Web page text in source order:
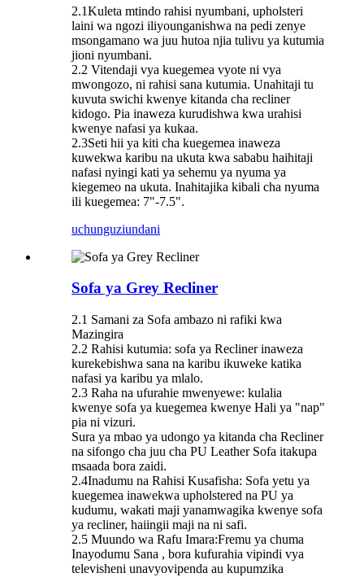
2.1Kuleta mtindo rahisi nyumbani, upholsteri
laini wa ngozi iliyounganishwa na pedi zenye
msongamano wa juu hutoa njia tulivu ya kutumia
jioni nyumbani.
2.2 Vitendaji vya kuegemea vyote ni vya
mwongozo, ni rahisi sana kutumia. Unahitaji tu
kuvuta swichi kwenye kitanda cha recliner
kidogo. Pia inaweza kurudishwa kwa urahisi
kwenye nafasi ya kukaa.
2.3Seti hii ya kiti cha kuegemea inaweza
kuwekwa karibu na ukuta kwa sababu haihitaji
nafasi nyingi kati ya sehemu ya nyuma ya
kiegemeo na ukuta. Inahitajika kibali cha nyuma
ili kuegemea: 7"-7.5".
uchunguziundani
Sofa ya Grey Recliner
2.1 Samani za Sofa ambazo ni rafiki kwa
Mazingira
2.2 Rahisi kutumia: sofa ya Recliner inaweza
kurekebishwa sana na karibu ikuweke katika
nafasi ya karibu ya mlalo.
2.3 Raha na ufurahie mwenyewe: kulalia
kwenye sofa ya kuegemea kwenye Hali ya "nap"
pia ni vizuri.
Sura ya mbao ya udongo ya kitanda cha Recliner
na sifongo cha juu cha PU Leather Sofa itakupa
msaada bora zaidi.
2.4Inadumu na Rahisi Kusafisha: Sofa yetu ya
kuegemea inawekwa upholstered na PU ya
kudumu, wakati maji yanamwagika kwenye sofa
ya recliner, haiingii maji na ni safi.
2.5 Muundo wa Rafu Imara:Fremu ya chuma
Inayodumu Sana , bora kufurahia vipindi vya
televisheni unavyovipenda au kupumzika